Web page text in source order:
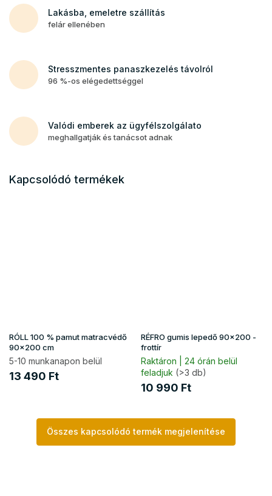
Lakásba, emeletre szállítás
felár ellenében
Stresszmentes panaszkezelés távolról
96 %-os elégedettséggel
Valódi emberek az ügyfélszolgálato
meghallgatják és tanácsot adnak
Kapcsolódó termékek
RÓLL 100 % pamut matracvédő
90x200 cm
5-10 munkanapon belül
13 490 Ft
RÉFRO gumis lepedő 90x200 -
frottír
Raktáron | 24 órán belül
feladjuk (>3 db)
10 990 Ft
Összes kapcsolódó termék megjelenítése